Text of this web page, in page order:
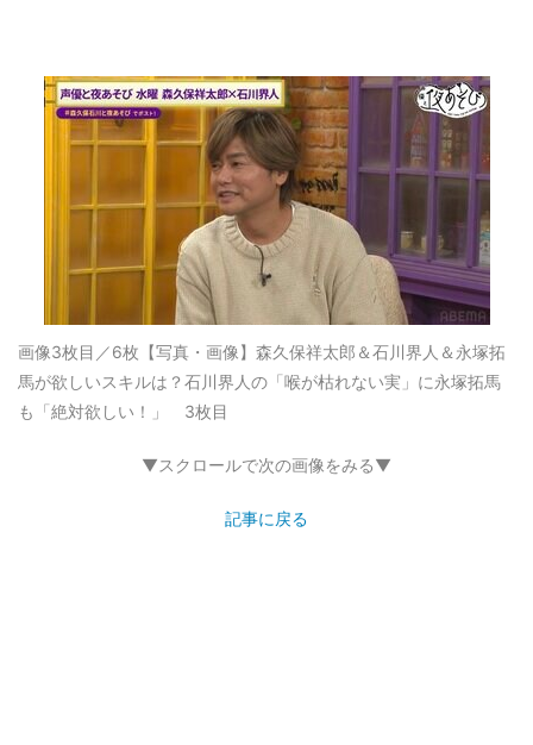
画像3枚目／6枚 【写真・画像】森久保祥太郎＆石川界人＆永塚拓
馬が欲しいスキルは？石川界人の「喉が枯れない実」に永塚拓馬
も「絶対欲しい！」 3枚目
▼スクロールで次の画像をみる▼
記事に戻る